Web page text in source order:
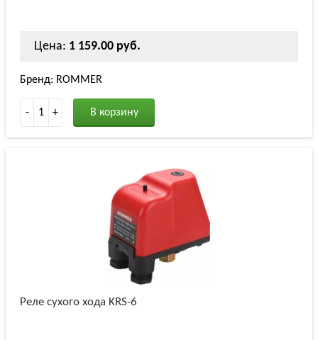
Цена: 1 159.00 руб.
Бренд: ROMMER
- 1 + В корзину
Реле сухого хода KRS-6